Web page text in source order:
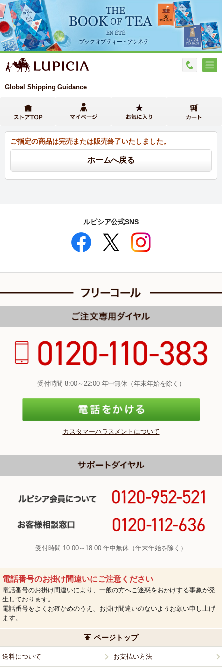
Global Shipping Guidance
ご指定の商品は完売または販売終了いたしました。
ルピシア公式SNS
受付時間 8:00～22:00 年中無休（年末年始を除く）
カスタマーハラスメントについて
受付時間 10:00～18:00 年中無休（年末年始を除く）
電話番号のお掛け間違いにご注意ください
電話番号のお掛け間違いにより、一般の方へご迷惑をおかけする事象が発
生しております。
電話番号をよくお確かめのうえ、お掛け間違いのないようお願い申し上げ
ます。
ページトップ
送料について お支払い方法